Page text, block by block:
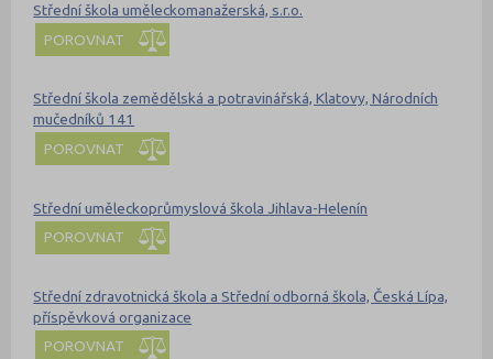
Střední škola uměleckomanažerská, s.r.o.
POROVNAT
Střední škola zemědělská a potravinářská, Klatovy, Národních
mučedníků 141
POROVNAT
Střední uměleckoprůmyslová škola Jihlava-Helenín
POROVNAT
Střední zdravotnická škola a Střední odborná škola, Česká Lípa,
příspěvková organizace
POROVNAT